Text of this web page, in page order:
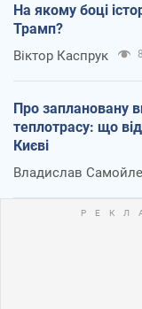
На якому боці
Трамп?
Віктор Каспрук
Про заплановану
теплотрасу: що
Києві
Владислав